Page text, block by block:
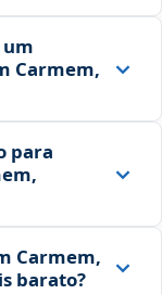
um
Carmem,
para
Carmem,
barato?